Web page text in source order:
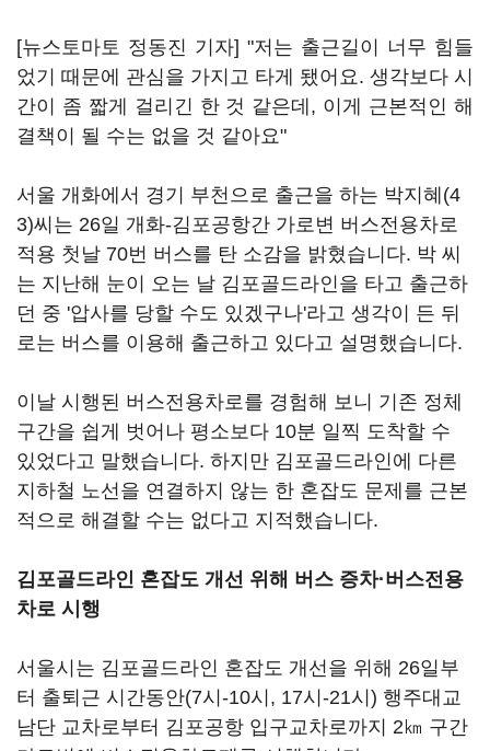
[뉴스토마토 정동진 기자] "저는 출근길이 너무 힘들
었기 때문에 관심을 가지고 타게 됐어요. 생각보다 시
간이 좀 짧게 걸리긴 한 것 같은데, 이게 근본적인 해
결책이 될 수는 없을 것 같아요"
서울 개화에서 경기 부천으로 출근을 하는 박지혜(4
3)씨는 26일 개화-김포공항간 가로변 버스전용차로
적용 첫날 70번 버스를 탄 소감을 밝혔습니다. 박 씨
는 지난해 눈이 오는 날 김포골드라인을 타고 출근하
던 중 '압사를 당할 수도 있겠구나'라고 생각이 든 뒤
로는 버스를 이용해 출근하고 있다고 설명했습니다.
이날 시행된 버스전용차로를 경험해 보니 기존 정체
구간을 쉽게 벗어나 평소보다 10분 일찍 도착할 수
있었다고 말했습니다. 하지만 김포골드라인에 다른
지하철 노선을 연결하지 않는 한 혼잡도 문제를 근본
적으로 해결할 수는 없다고 지적했습니다.
김포골드라인 혼잡도 개선 위해 버스 증차·버스전용
차로 시행
서울시는 김포골드라인 혼잡도 개선을 위해 26일부
터 출퇴근 시간동안(7시-10시, 17시-21시) 행주대교
남단 교차로부터 김포공항 입구교차로까지 2㎞ 구간